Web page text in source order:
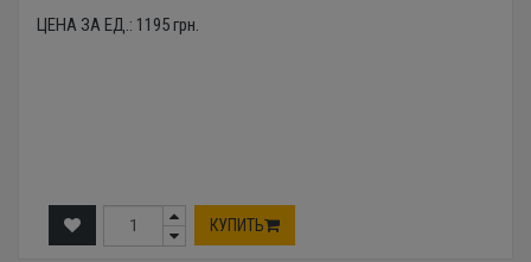
ЦЕНА ЗА ЕД.: 1195грн.
КУПИТЬ